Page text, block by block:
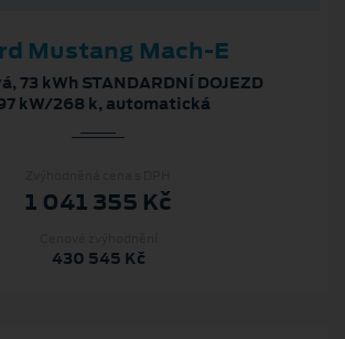
Mustang Mach-E
73 kWh STANDARDNÍ DOJEZD
kW/268 k, automatická
1 041 355 Kč
430 545 Kč